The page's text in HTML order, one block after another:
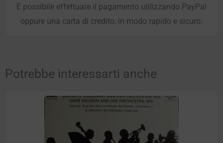
È possibile effettuare il pagamento utilizzando PayPal
oppure una carta di credito, in modo rapido e sicuro.
Potrebbe interessarti anche